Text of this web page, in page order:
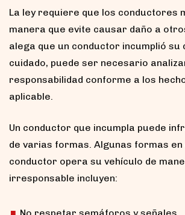
La ley requiere que los conductores
manera que evite causar daño a
alega que un conductor incumplió su
cuidado, puede ser necesario
responsabilidad conforme a los
aplicable.
Un conductor que incumpla puede
de varias formas. Algunas formas en
conductor opera su vehículo de
irresponsable incluyen: